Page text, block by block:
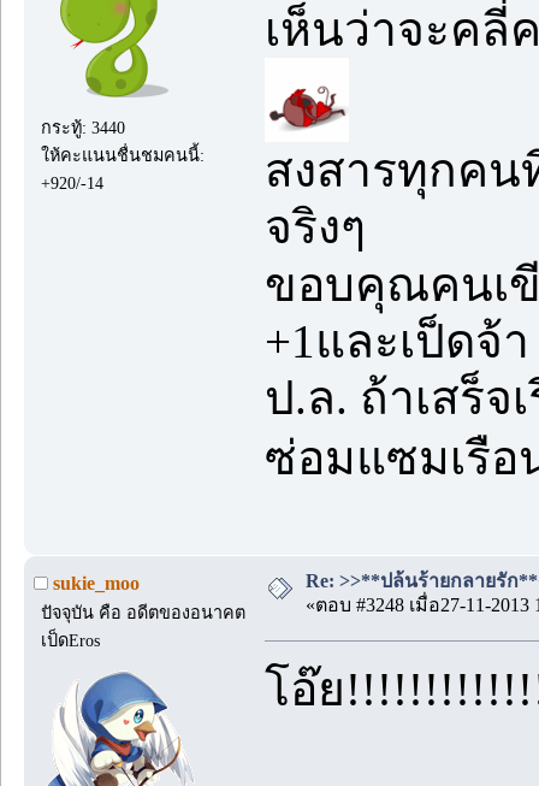
กระทู้: 3440
ให้คะแนนชื่นชมคนนี้:
+920/-14
เห็นว่าจะคลี่
สงสารทุกคน
จริงๆ
ขอบคุณคนเ
+1และเป็ดจ้า
ป.ล. ถ้าเสร็จ
ซ่อมแซมเรื
sukie_moo
ปัจจุบัน คือ อดีตของอนาคต
เป็ดEros
Re: >>**ปล้นร้ายกลายรัก
«ตอบ #3248 เมื่อ27-11-2013
โอ๊ย